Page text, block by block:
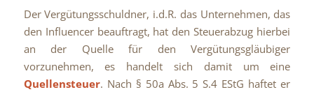
Der Vergütungsschuldner, i.d.R. das Unternehmen, das
den Influencer beauftragt, hat den Steuerabzug hierbei
an der Quelle für den Vergütungsgläubiger
vorzunehmen, es handelt sich damit um eine
Quellensteuer. Nach § 50a Abs. 5 S.4 EStG haftet er